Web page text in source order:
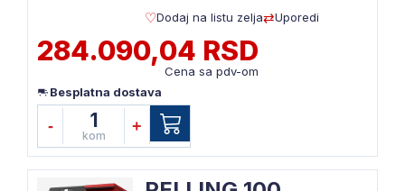
Dodaj na listu zelja
Uporedi
284.090,04 RSD
Cena sa pdv-om
Besplatna dostava
- 1
kom
+